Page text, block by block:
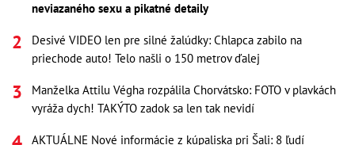
neviazaného sexu a pikatné detaily
Desivé VIDEO len pre silné žalúdky: Chlapca zabilo na
priechode auto! Telo našli o 150 metrov ďalej
Manželka Attilu Végha rozpálila Chorvátsko: FOTO v plavkách
vyráža dych! TAKÝTO zadok sa len tak nevidí
AKTUÁLNE Nové informácie z kúpaliska pri Šali: 8 ľudí